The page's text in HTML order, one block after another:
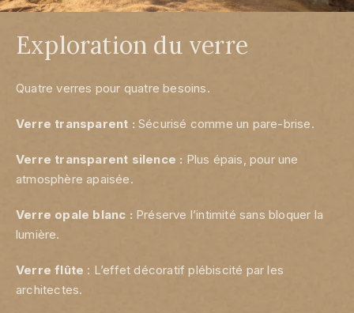
Exploration du verre
Quatre verres pour quatre besoins.
Verre transparent : Sécurisé comme un pare-brise.
Verre transparent silence : Plus épais, pour une
atmosphère apaisée.
Verre opale blanc : Préserve l’intimité sans bloquer la
lumière.
Verre flûte : L’effet décoratif plébiscité par les
architectes.